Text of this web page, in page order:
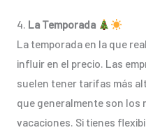
4. La Temporada
La temporada en la que
influir en el precio. Las
suelen tener tarifas más
que generalmente son los
vacaciones. Si tienes